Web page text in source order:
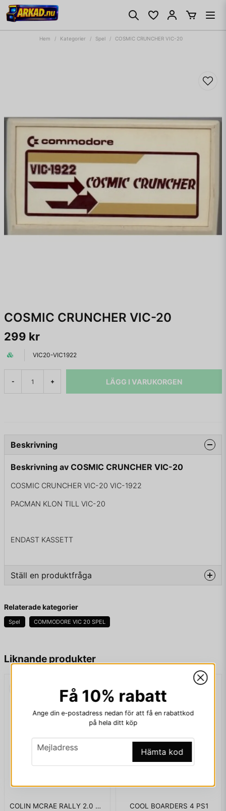
Hem Kategorier Spel COSMIC CRUNCHER VIC-20
COSMIC CRUNCHER VIC-20
299 kr
VIC20-VIC1922
- + LÄGG I VARUKORGEN
Liknande produkter
COLIN MCRAE RALLY 2.0 PS1 COOL BOARDERS 4 PS1
Beskrivning
Beskrivning av COSMIC CRUNCHER VIC-20
COSMIC CRUNCHER VIC-20 VIC-1922
PACMAN KLON TILL VIC-20
ENDAST KASSETT
Ställ en produktfråga
Fråga oss något om denna produkten...
Namn
Ja, ni får publicera min fråga
Relaterade kategorier
Spel COMMODORE VIC 20 SPEL
Få 10% rabatt
Ange din e-postadress nedan för att få en rabattkod
på hela ditt köp
email
Mejladress Hämta kod